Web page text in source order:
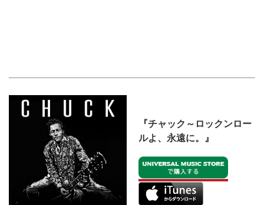
『チャック～ロックンロー
ルよ、永遠に。』